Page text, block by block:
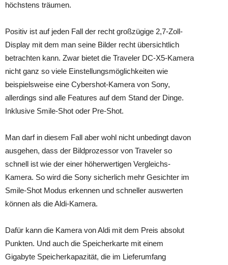
höchstens träumen.
Positiv ist auf jeden Fall der recht großzügige 2,7-Zoll-
Display mit dem man seine Bilder recht übersichtlich
betrachten kann. Zwar bietet die Traveler DC-X5-Kamera
nicht ganz so viele Einstellungsmöglichkeiten wie
beispielsweise eine Cybershot-Kamera von Sony,
allerdings sind alle Features auf dem Stand der Dinge.
Inklusive Smile-Shot oder Pre-Shot.
Man darf in diesem Fall aber wohl nicht unbedingt davon
ausgehen, dass der Bildprozessor von Traveler so
schnell ist wie der einer höherwertigen Vergleichs-
Kamera. So wird die Sony sicherlich mehr Gesichter im
Smile-Shot Modus erkennen und schneller auswerten
können als die Aldi-Kamera.
Dafür kann die Kamera von Aldi mit dem Preis absolut
Punkten. Und auch die Speicherkarte mit einem
Gigabyte Speicherkapazität, die im Lieferumfang